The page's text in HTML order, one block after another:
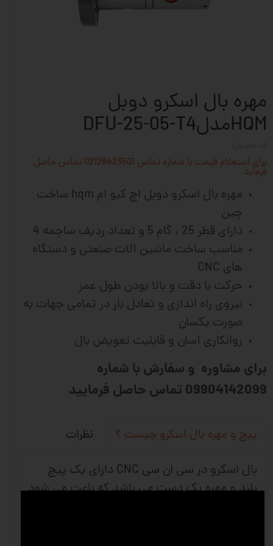
مهره بال اسکرو دوبل
HQMمدلDFU-25-05-T4
برای استعلام قیمت با شماره تماس 02128423501 تماس حاصل
فرماید
مهره بال اسکرو دوبل اچ کیو ام hqm ساخت
چین
دارای قطر 25 ، گام 5 و تعداد ردیف ساچمه 4
مناسب ساخت ماشین آلات صنعتی و دستگاه
های CNC
حرکت با دقت و بالا بودن طول عمر
نیروی راه اندازی و تعادل بار در تمامی جهات به
صورت یکسان
روانکاری آسان و قابلیت تعویض بال
برای مشاوره و سفارش با شماره
09904142099 تماس حاصل فرمایید
پیچ و مهره بال اسکرو چیست ؟ نظرات
بال اسکرو در سی ان سی CNC دارای یک پیچ
بلند و مهره یک دست می باشد که باعث می شود